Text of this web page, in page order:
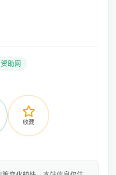
助网
收藏